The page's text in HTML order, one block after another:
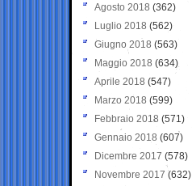
Agosto 2018 (362)
Luglio 2018 (562)
Giugno 2018 (563)
Maggio 2018 (634)
Aprile 2018 (547)
Marzo 2018 (599)
Febbraio 2018 (571)
Gennaio 2018 (607)
Dicembre 2017 (578)
Novembre 2017 (632)